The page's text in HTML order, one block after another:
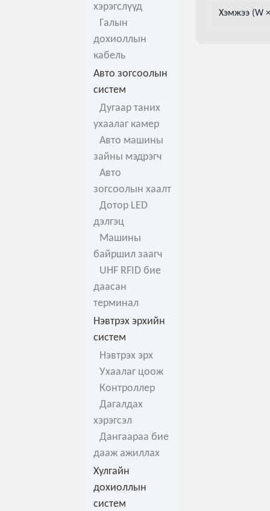
хэрэгслүүд
Галын
дохиоллын
кабель
Авто зогсоолын
систем
Дугаар таних
ухаалаг камер
Авто машины
зайны мэдрэгч
Авто
зогсоолын хаалт
Дотор LED
дэлгэц
Машины
байршил заагч
UHF RFID бие
даасан
терминал
Нэвтрэх эрхийн
систем
Нэвтрэх эрх
Ухаалаг цоож
Контроллер
Дагалдах
хэрэгсэл
Дангаараа бие
дааж ажиллах
Хулгайн
дохиоллын
систем
Хэмжээ (W